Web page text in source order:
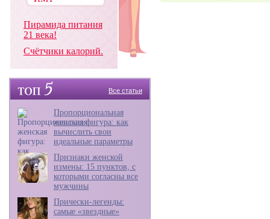
Пирамида питания
21 века!
Счётчики калорий.
Все статьи
Пропорциональная
женская фигура: как
вычислить свои
идеальные параметры
Признаки женской
измены: 15 пунктов, с
которыми согласны все
мужчины
Прически-легенды:
самые «звездные»